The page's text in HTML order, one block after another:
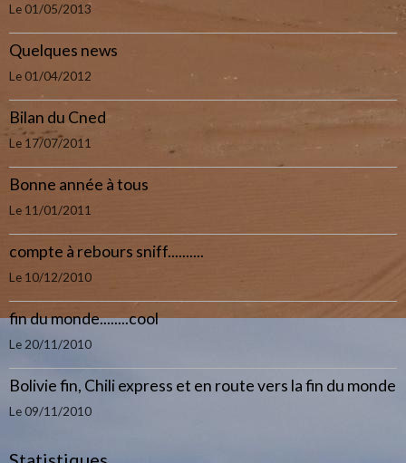
Le 01/05/2013
Quelques news
Le 01/04/2012
Bilan du Cned
Le 17/07/2011
Bonne année à tous
Le 11/01/2011
compte à rebours sniff..........
Le 10/12/2010
fin du monde........cool
Le 20/11/2010
Bolivie fin, Chili express et en route vers la fin du monde
Le 09/11/2010